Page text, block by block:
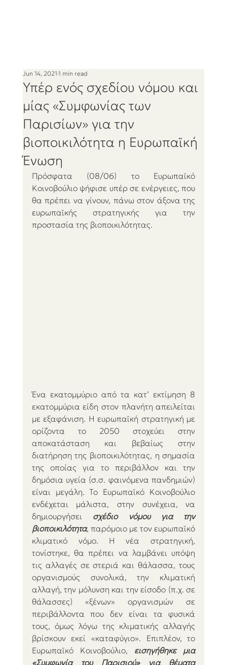
Υπέρ ενός σχεδίου νόμου και
μίας «Συμφωνίας των
Παρισίων» για την
βιοποικιλότητα η Ευρωπαϊκή
Ένωση
Jun 14, 20211 min read
Πρόσφατα (08/06) το Ευρωπαϊκό
Κοινοβούλιο ψήφισε υπέρ σε ενέργειες, που
θα πρέπει να γίνουν, πάνω στον άξονα της
ευρωπαϊκής στρατηγικής για την
προστασία της βιοποικιλότητας.
Ένα εκατομμύριο από τα κατ’ εκτίμηση 8
εκατομμύρια είδη στον πλανήτη απειλείται
με εξαφάνιση. Η ευρωπαϊκή στρατηγική με
ορίζοντα το 2050 στοχεύει στην
αποκατάσταση και βεβαίως στην
διατήρηση της βιοποικιλότητας, η σημασία
της οποίας για το περιβάλλον και την
δημόσια υγεία (σ.σ. φαινόμενα πανδημιών)
είναι μεγάλη. Το Ευρωπαϊκό Κοινοβούλιο
ενδέχεται μάλιστα, στην συνέχεια, να
δημιουργήσει σχέδιο νόμου για την
βιοποικιλότητα, παρόμοιο με τον ευρωπαϊκό
κλιματικό νόμο. Η νέα στρατηγική,
τονίστηκε, θα πρέπει να λαμβάνει υπόψη
τις αλλαγές σε στεριά και θάλασσα, τους
οργανισμούς συνολικά, την κλιματική
αλλαγή, την μόλυνση και την είσοδο (π.χ. σε
θάλασσες) «ξένων» οργανισμών σε
περιβάλλοντα που δεν είναι τα φυσικά
τους, όμως λόγω της κλιματικής αλλαγής
βρίσκουν εκεί «καταφύγιο». Επιπλέον, το
Ευρωπαϊκό Κοινοβούλιο, εισηγήθηκε μια
«Συμφωνία του Παρισιού» για θέματα